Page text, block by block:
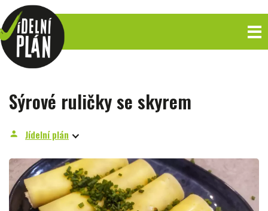
Sýrové ruličky se skyrem
person Jídelní plán